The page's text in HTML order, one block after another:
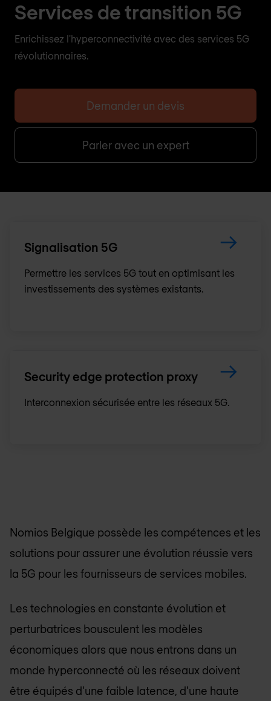
Services de transition 5G
Enrichissez l'hyperconnectivité avec des services 5G
révolutionnaires.
Demander un devis
Parler avec un expert
Signalisation 5G
Permettre les services 5G tout en optimisant les
investissements des systèmes existants.
Security edge protection proxy
Interconnexion sécurisée entre les réseaux 5G.
Nomios Belgique possède les compétences et les
solutions pour assurer une évolution réussie vers
la 5G pour les fournisseurs de services mobiles.
Les technologies en constante évolution et
perturbatrices bousculent les modèles
économiques alors que nous entrons dans un
monde hyperconnecté où les réseaux doivent
être équipés d'une faible latence, d'une haute